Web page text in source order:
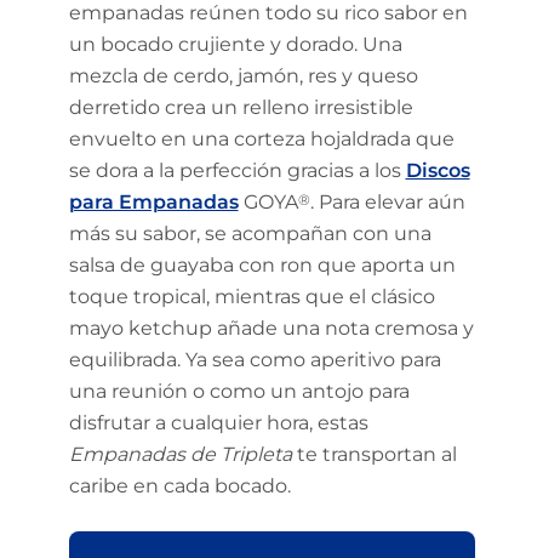
empanadas reúnen todo su rico sabor en
un bocado crujiente y dorado. Una
mezcla de cerdo, jamón, res y queso
derretido crea un relleno irresistible
envuelto en una corteza hojaldrada que
se dora a la perfección gracias a los Discos
para EmpanadasGOYA®. Para elevar aún
más su sabor, se acompañan con una
salsa de guayaba con ron que aporta un
toque tropical, mientras que el clásico
mayo ketchup añade una nota cremosa y
equilibrada. Ya sea como aperitivo para
una reunión o como un antojo para
disfrutar a cualquier hora, estas
Empanadas de Tripletate transportan al
caribe en cada bocado.